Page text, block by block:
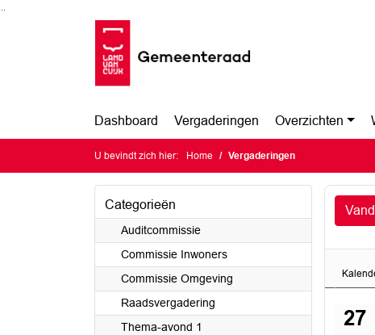
Ga naar de inhoud van deze pagina
Ga naar het zoeken
Ga naar het menu
Dashboard Vergaderingen Overzichten
U bevindt zich hier: Home Vergaderingen
Categorieën
Auditcommissie
Commissie Inwoners
Commissie Omgeving
Raadsvergadering
Thema-avond 1
27